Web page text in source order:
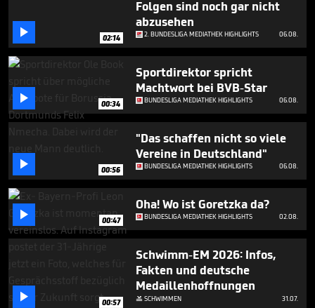
seconds
 02:14
Folgen sind noch gar nicht
abzusehen
2. BUNDESLIGA MEDIATHEK HIGHLIGHTS 06.08.
 00:34
Sportdirektor spricht
Machtwort bei BVB-Star
BUNDESLIGA MEDIATHEK HIGHLIGHTS 06.08.
 00:56
"Das schaffen nicht so viele
Vereine in Deutschland"
BUNDESLIGA MEDIATHEK HIGHLIGHTS 06.08.
 00:47
Oha! Wo ist Goretzka da?
BUNDESLIGA MEDIATHEK HIGHLIGHTS 02.08.
 00:57
Schwimm-EM 2026: Infos,
Fakten und deutsche
Medaillenhoffnungen
SCHWIMMEN 31.07.